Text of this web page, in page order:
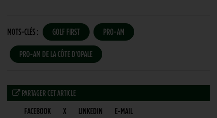
MOTS-CLÉS : GOLF FIRST PRO-AM
PRO-AM DE LA CÔTE D'OPALE
PARTAGER CET ARTICLE
FACEBOOK X LINKEDIN E-MAIL